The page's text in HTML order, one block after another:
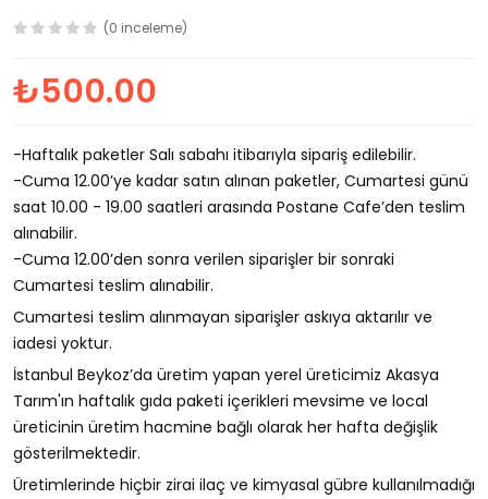
(0 inceleme)
₺500.00
-Haftalık paketler Salı sabahı itibarıyla sipariş edilebilir.
-Cuma 12.00’ye kadar satın alınan paketler, Cumartesi günü
saat 10.00 - 19.00 saatleri arasında Postane Cafe’den teslim
alınabilir.
-Cuma 12.00’den sonra verilen siparişler bir sonraki
Cumartesi teslim alınabilir.
Cumartesi teslim alınmayan siparişler askıya aktarılır ve
iadesi yoktur.
İstanbul Beykoz’da üretim yapan yerel üreticimiz Akasya
Tarım'ın haftalık gıda paketi içerikleri mevsime ve local
üreticinin üretim hacmine bağlı olarak her hafta değişlik
gösterilmektedir.
Üretimlerinde hiçbir zirai ilaç ve kimyasal gübre kullanılmadığı